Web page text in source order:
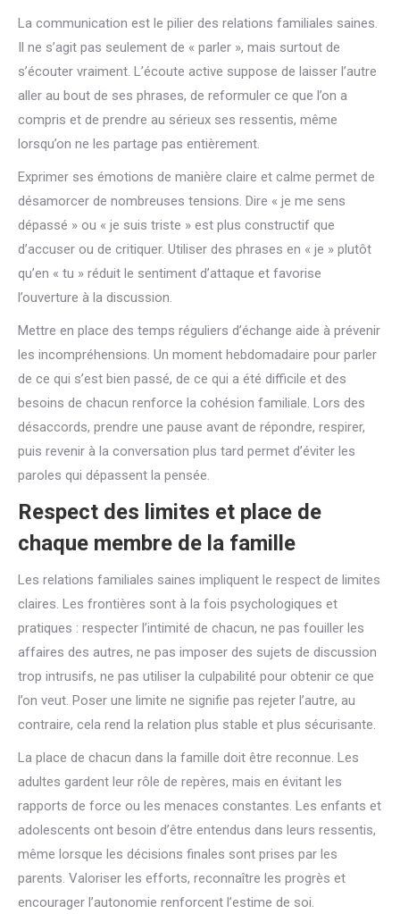
La communication est le pilier des relations familiales saines.
Il ne s’agit pas seulement de « parler », mais surtout de
s’écouter vraiment. L’écoute active suppose de laisser l’autre
aller au bout de ses phrases, de reformuler ce que l’on a
compris et de prendre au sérieux ses ressentis, même
lorsqu’on ne les partage pas entièrement.
Exprimer ses émotions de manière claire et calme permet de
désamorcer de nombreuses tensions. Dire « je me sens
dépassé » ou « je suis triste » est plus constructif que
d’accuser ou de critiquer. Utiliser des phrases en « je » plutôt
qu’en « tu » réduit le sentiment d’attaque et favorise
l’ouverture à la discussion.
Mettre en place des temps réguliers d’échange aide à prévenir
les incompréhensions. Un moment hebdomadaire pour parler
de ce qui s’est bien passé, de ce qui a été difficile et des
besoins de chacun renforce la cohésion familiale. Lors des
désaccords, prendre une pause avant de répondre, respirer,
puis revenir à la conversation plus tard permet d’éviter les
paroles qui dépassent la pensée.
Respect des limites et place de
chaque membre de la famille
Les relations familiales saines impliquent le respect de limites
claires. Les frontières sont à la fois psychologiques et
pratiques : respecter l’intimité de chacun, ne pas fouiller les
affaires des autres, ne pas imposer des sujets de discussion
trop intrusifs, ne pas utiliser la culpabilité pour obtenir ce que
l’on veut. Poser une limite ne signifie pas rejeter l’autre, au
contraire, cela rend la relation plus stable et plus sécurisante.
La place de chacun dans la famille doit être reconnue. Les
adultes gardent leur rôle de repères, mais en évitant les
rapports de force ou les menaces constantes. Les enfants et
adolescents ont besoin d’être entendus dans leurs ressentis,
même lorsque les décisions finales sont prises par les
parents. Valoriser les efforts, reconnaître les progrès et
encourager l’autonomie renforcent l’estime de soi.